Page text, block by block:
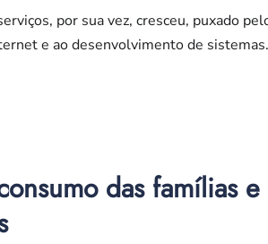
por sua vez, cresceu, puxado
e ao desenvolvimento de sistemas.
das famílias